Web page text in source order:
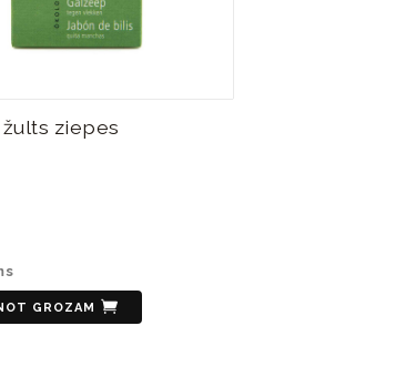
ziepes
GROZAM